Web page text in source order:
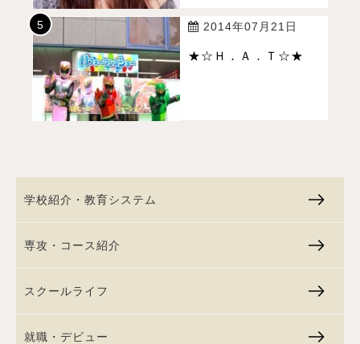
2014年07月21日
★☆Ｈ．Ａ．Ｔ☆★
学校紹介・教育システム
専攻・コース紹介
スクールライフ
就職・デビュー